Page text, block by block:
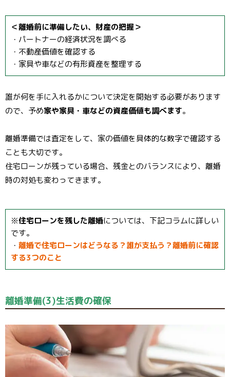
＜離婚前に準備したい、財産の把握＞
・パートナーの経済状況を調べる
・不動産価値を確認する
・家具や車などの有形資産を整理する
誰が何を手に入れるかについて決定を開始する必要があります
ので、予め家や家具・車などの資産価値も調べます。
離婚準備では査定をして、家の価値を具体的な数字で確認する
ことも大切です。
住宅ローンが残っている場合、残金とのバランスにより、離婚
時の対処も変わってきます。
※住宅ローンを残した離婚については、下記コラムに詳しい
です。
・ 離婚で住宅ローンはどうなる？誰が支払う？離婚前に確認
する3つのこと
離婚準備(3)生活費の確保